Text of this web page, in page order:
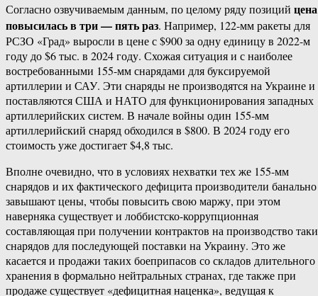
Согласно озвучиваемым данным, по целому ряду позиций цена
повысилась в три — пять раз. Например, 122-мм ракеты для
РСЗО «Град» выросли в цене с $900 за одну единицу в 2022-м
году до $6 тыс. в 2024 году. Схожая ситуация и с наиболее
востребованными 155-мм снарядами для буксируемой
артиллерии и САУ. Эти снаряды не производятся на Украине и
поставляются США и НАТО для функционирования западных
артиллерийских систем. В начале войны один 155-мм
артиллерийский снаряд обходился в $800. В 2024 году его
стоимость уже достигает $4,8 тыс.
Вполне очевидно, что в условиях нехватки тех же 155-мм
снарядов и их фактического дефицита производители банально
завышают цены, чтобы повысить свою маржу, при этом
наверняка существует и лоббистско-коррупционная
составляющая при получении контрактов на производство
снарядов для последующей поставки на Украину. Это же
касается и продажи таких боеприпасов со складов длительного
хранения в формально нейтральных странах, где также при
продаже существует «дефицитная наценка», ведущая к